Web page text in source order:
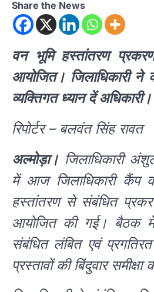
Share the News
वन भूमि हस्तांतरण
आयोजित। जिलाधिकारी ने
व्यक्तिगत ध्यान दें अधिकारी।
रिपोर्टर – बलवंत सिंह रावत
अल्मोड़ा। जिलाधिकारी
में आज जिलाधिकारी कैंप
हस्तांतरण से संबंधित
आयोजित की गई। बैठक में
संबंधित लंबित एवं
प्रस्तावों की बिंदुवार समीक्षा